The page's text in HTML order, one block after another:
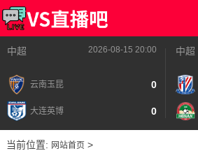
中超 2026-08-15 20:00
云南玉昆 0
大连英博 0
中超
当前位置: 网站首页>